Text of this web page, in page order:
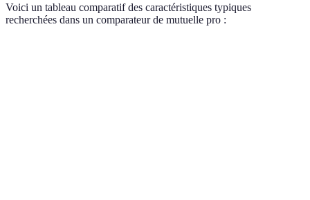
Voici un tableau comparatif des caractéristiques typiques
recherchées dans un comparateur de mutuelle pro :